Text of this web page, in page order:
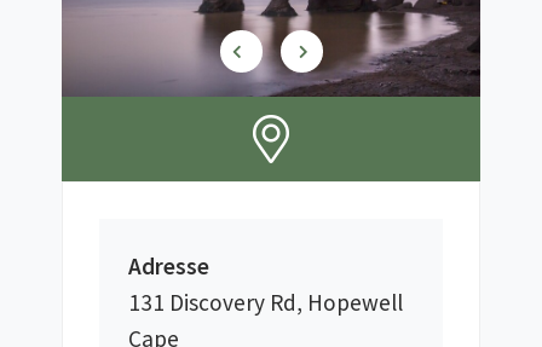
Adresse
131 Discovery Rd, Hopewell
Cape